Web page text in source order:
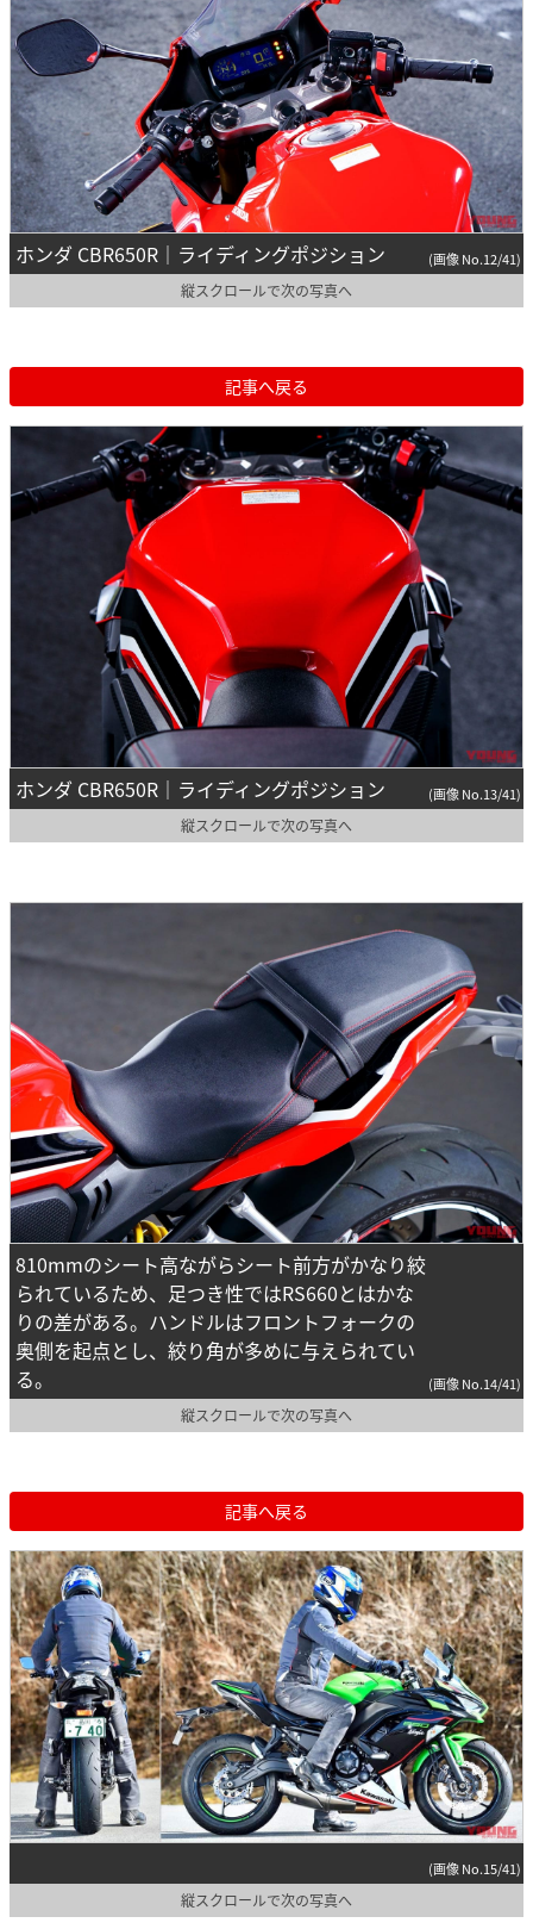
ホンダ CBR650R｜ライディングポジション (画像 No.12/41)
縦スクロールで次の写真へ
記事へ戻る
ホンダ CBR650R｜ライディングポジション (画像 No.13/41)
縦スクロールで次の写真へ
810mmのシート高ながらシート前方がかなり絞
られているため、足つき性ではRS660とはかな
りの差がある。ハンドルはフロントフォークの
奥側を起点とし、絞り角が多めに与えられてい
る。
(画像 No.14/41)
縦スクロールで次の写真へ
記事へ戻る
(画像 No.15/41)
縦スクロールで次の写真へ